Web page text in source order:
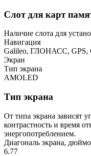
Слот для карт
Наличие слота для
Навигация
Galileo, ГЛОНАСС, GPS,
Экран
Тип экрана
AMOLED
Тип экрана
От типа экрана зависят
контрастность и время
энергопотреблением.
Диагональ экрана,
6.77